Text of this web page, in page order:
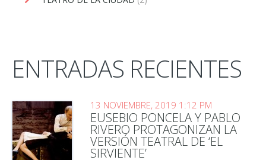
ENTRADAS RECIENTES
13 NOVIEMBRE, 2019 1:12 PM
EUSEBIO PONCELA Y PABLO
RIVERO PROTAGONIZAN LA
VERSIÓN TEATRAL DE ‘EL
SIRVIENTE’